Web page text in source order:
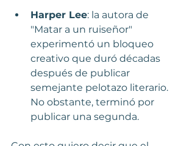
Harper Lee: la autora de
"Matar a un ruiseñor"
experimentó un bloqueo
creativo que duró décadas
después de publicar
semejante pelotazo literario.
No obstante, terminó por
publicar una segunda.